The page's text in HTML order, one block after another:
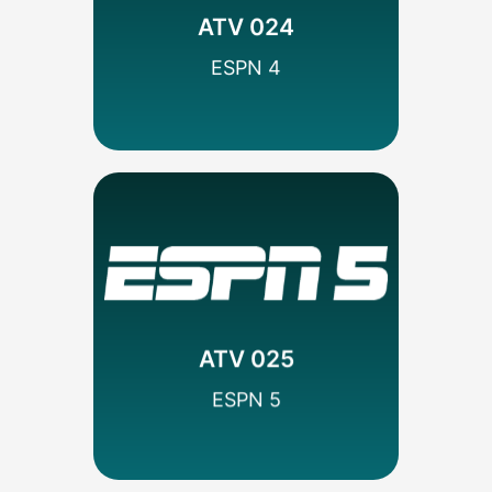
ATV 024
ESPN 4
SEÑAL HD
DISNEY
ATV 025
ESPN 5
SEÑAL HD
DISNEY
MÁS INFO